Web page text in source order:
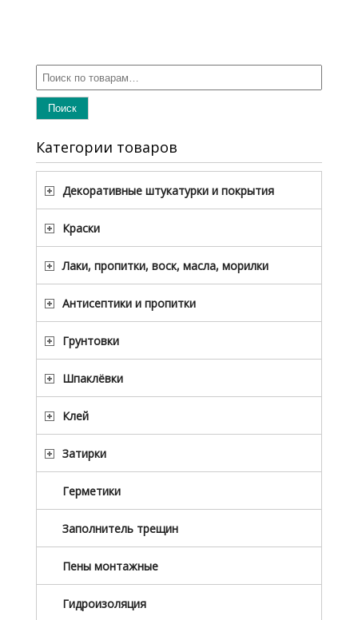
Поиск
Категории товаров
Декоративные штукатурки и покрытия
Краски
Лаки, пропитки, воск, масла, морилки
Антисептики и пропитки
Грунтовки
Шпаклёвки
Клей
Затирки
Герметики
Заполнитель трещин
Пены монтажные
Гидроизоляция